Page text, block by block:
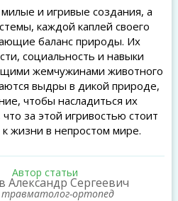
и игривые создания, а
каждой каплей своего
баланс природы. Их
социальность и навыки
жемчужинами животного
выдры в дикой природе,
чтобы насладиться их
за этой игривостью стоит
жизни в непростом мире.
Автор статьи
Александр Сергеевич
травматолог-ортопед